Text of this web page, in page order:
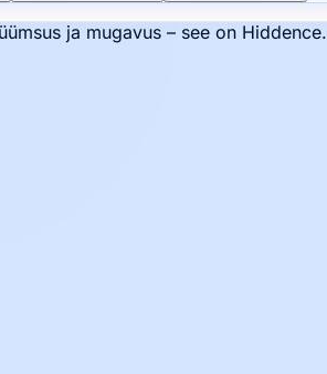
ja mugavus – see on Hiddence.